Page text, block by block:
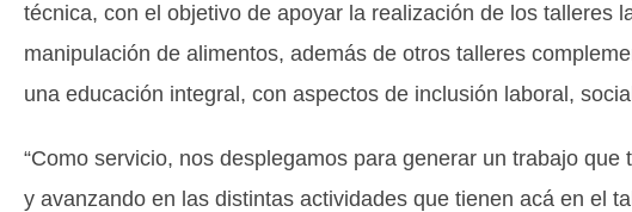
técnica, con el objetivo de apoyar la realización de los talleres
manipulación de alimentos, además de otros talleres
una educación integral, con aspectos de inclusión laboral,
“Como servicio, nos desplegamos para generar un trabajo
y avanzando en las distintas actividades que tienen acá en el